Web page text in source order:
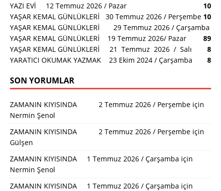
YAZI EVİ 12 Temmuz 2026 / Pazar
10
YAŞAR KEMAL GÜNLÜKLERİ 30 Temmuz 2026 / Perşembe 10
YAŞAR KEMAL GÜNLÜKLERİ 29 Temmuz 2026 / Çarşamba
9
YAŞAR KEMAL GÜNLÜKLERİ 19 Temmuz 2026/ Pazar
8
YAŞAR KEMAL GÜNLÜKLERİ 21 Temmuz 2026 / Salı
8
YARATICI OKUMAK YAZMAK 23 Ekim 2024 / Çarşamba
8
SON YORUMLAR
ZAMANIN KIYISINDA 2 Temmuz 2026 / Perşembe için
Nermin Şenol
ZAMANIN KIYISINDA 2 Temmuz 2026 / Perşembe için
Gülşen
ZAMANIN KIYISINDA 1 Temmuz 2026 / Çarşamba için
Nermin Şenol
ZAMANIN KIYISINDA 1 Temmuz 2026 / Çarşamba için